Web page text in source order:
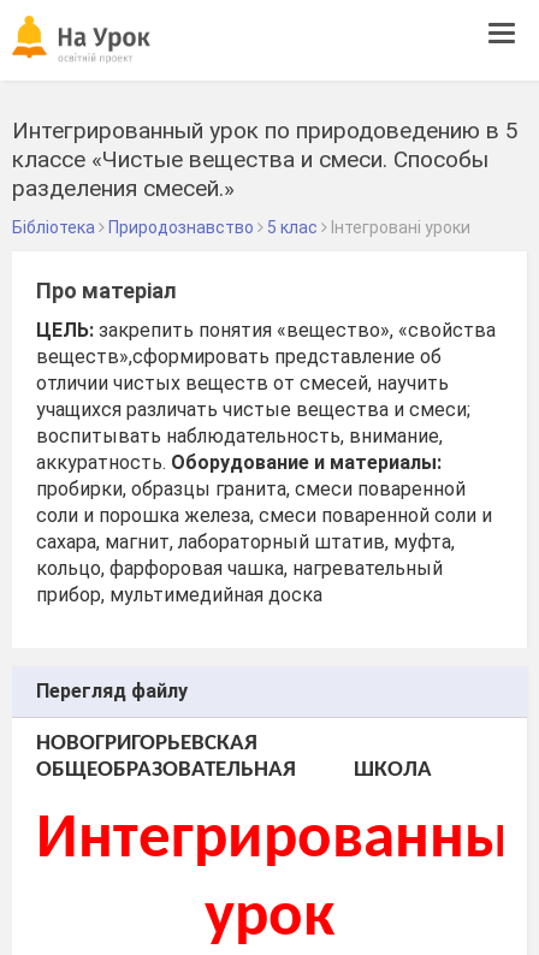
Интегрированный урок по природоведению в 5
классе «Чистые вещества и смеси. Способы
разделения смесей.»
Бібліотека Природознавство 5 клас Інтегровані уроки
Про матеріал
ЦЕЛЬ: закрепить понятия «вещество», «свойства
веществ»,сформировать представление об
отличии чистых веществ от смесей, научить
учащихся различать чистые вещества и смеси;
воспитывать наблюдательность, внимание,
аккуратность. Оборудование и материалы:
пробирки, образцы гранита, смеси поваренной
соли и порошка железа, смеси поваренной соли и
сахара, магнит, лабораторный штатив, муфта,
кольцо, фарфоровая чашка, нагревательный
прибор, мультимедийная доска
Перегляд файлу
НОВОГРИГОРЬЕВСКАЯ
ОБЩЕОБРАЗОВАТЕЛЬНАЯ
ШКОЛА
урок